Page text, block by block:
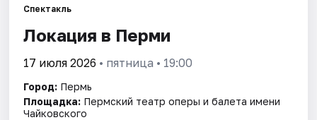
Спектакль
Локация в Перми
17 июля 2026 • пятница • 19:00
Город: Пермь
Площадка: Пермский театр оперы и балета имени
Чайковского